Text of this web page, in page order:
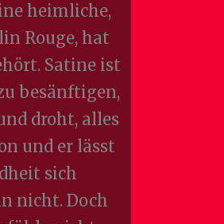
heimliche,
Rouge, hat
Satine ist
besänftigen,
droht, alles
und er lässt
sich
nicht. Doch